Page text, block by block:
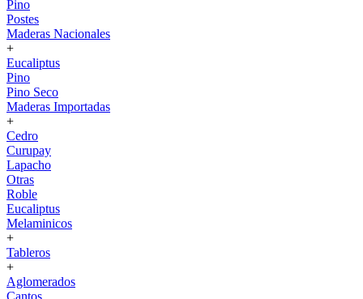
Pino
Postes
Maderas Nacionales
+
Eucaliptus
Pino
Pino Seco
Maderas Importadas
+
Cedro
Curupay
Lapacho
Otras
Roble
Eucaliptus
Melaminicos
+
Tableros
+
Aglomerados
Cantos